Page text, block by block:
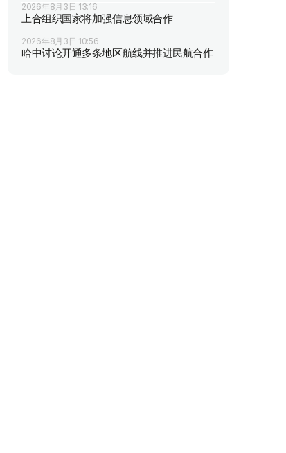
2026年8月3日 13:16
上合组织国家将加强信息领域合作
2026年8月3日 10:56
哈中讨论开通多条地区航线并推进民航合作